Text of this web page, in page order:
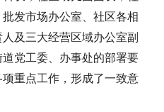
发市场办公室、社区各相
及三大经营区域办公室副
党工委、办事处的部署要
重点工作，形成了一致意